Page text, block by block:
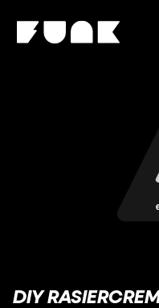
DIY